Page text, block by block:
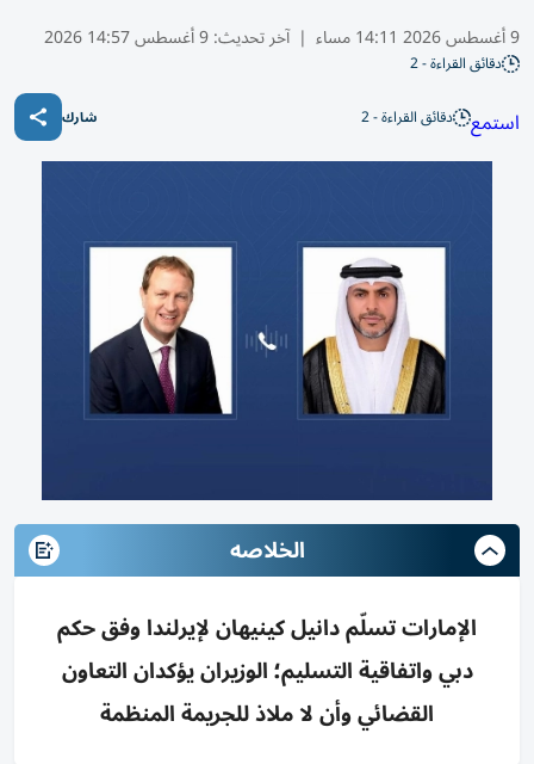
9 أغسطس 2026 14:11 مساء | آخر تحديث:9 أغسطس 14:57 2026
دقائق القراءة - 2
استمع دقائق القراءة - 2 شارك
الخلاصه
الإمارات تسلّم دانيل كينيهان لإيرلندا وفق حكم
دبي واتفاقية التسليم؛ الوزيران يؤكدان التعاون
القضائي وأن لا ملاذ للجريمة المنظمة